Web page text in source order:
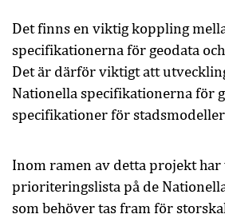
Det finns en viktig koppling
specifikationerna för geodata
Det är därför viktigt att
Nationella specifikationerna för
specifikationer för
Inom ramen av detta projekt har
prioriteringslista på de
som behöver tas fram för